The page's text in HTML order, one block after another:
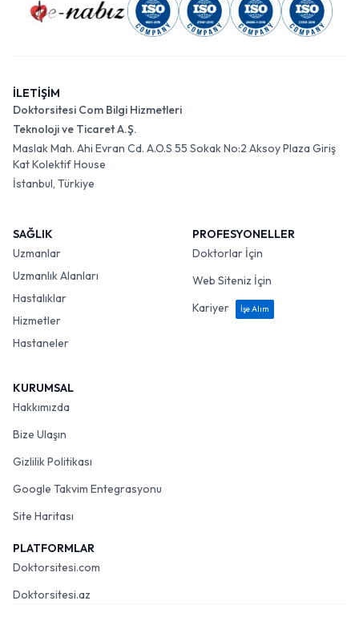
İLETİŞİM
Doktorsitesi Com Bilgi Hizmetleri
Teknoloji ve Ticaret A.Ş.
Maslak Mah. Ahi Evran Cd. A.O.S 55 Sokak No:2 Aksoy Plaza Giriş
Kat Kolektif House
İstanbul, Türkiye
SAĞLIK
Uzmanlar
Uzmanlık Alanları
Hastalıklar
Hizmetler
Hastaneler
PROFESYONELLER
Doktorlar İçin
Web Siteniz İçin
Kariyer
İşe Alım
KURUMSAL
Hakkımızda
Bize Ulaşın
Gizlilik Politikası
Google Takvim Entegrasyonu
Site Haritası
PLATFORMLAR
Doktorsitesi.com
Doktorsitesi.az